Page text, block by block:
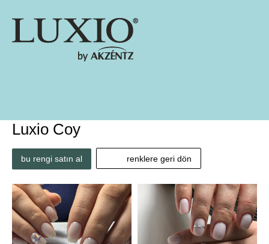
Luxio Coy
bu rengi satın al renklere geri dön